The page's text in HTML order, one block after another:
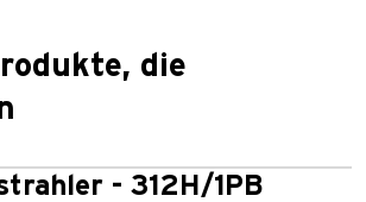
die
- 312H/1PB